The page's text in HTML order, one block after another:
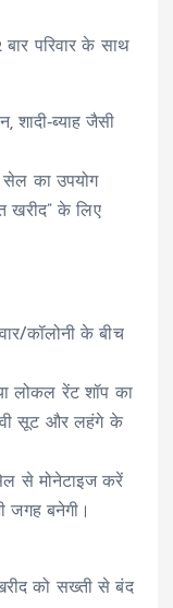
परिवार के साथ
शादी‑ब्याह जैसी
का उपयोग
खरीद” के लिए
कॉलोनी के बीच
लोकल रेंट शॉप का
सूट और लहंगे के
से मोनेटाइज करें
जगह बनेगी।
को सख्ती से बंद